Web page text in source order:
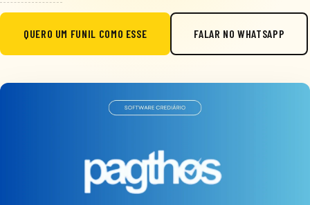
QUERO UM FUNIL COMO ESSE FALAR NO WHATSAPP